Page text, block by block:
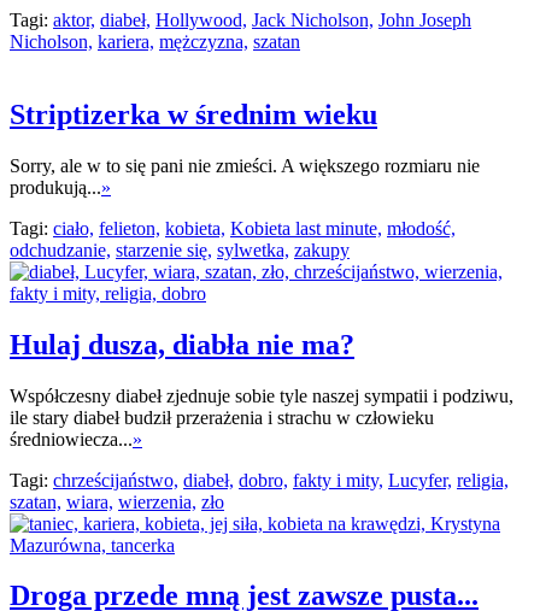
Tagi: aktor, diabeł, Hollywood, Jack Nicholson, John Joseph
Nicholson, kariera, mężczyzna, szatan
Striptizerka w średnim wieku
Sorry, ale w to się pani nie zmieści. A większego rozmiaru nie
produkują...»
Tagi: ciało, felieton, kobieta, Kobieta last minute, młodość,
odchudzanie, starzenie się, sylwetka, zakupy
Hulaj dusza, diabła nie ma?
Współczesny diabeł zjednuje sobie tyle naszej sympatii i podziwu,
ile stary diabeł budził przerażenia i strachu w człowieku
średniowiecza...»
Tagi: chrześcijaństwo, diabeł, dobro, fakty i mity, Lucyfer, religia,
szatan, wiara, wierzenia, zło
Droga przede mną jest zawsze pusta...